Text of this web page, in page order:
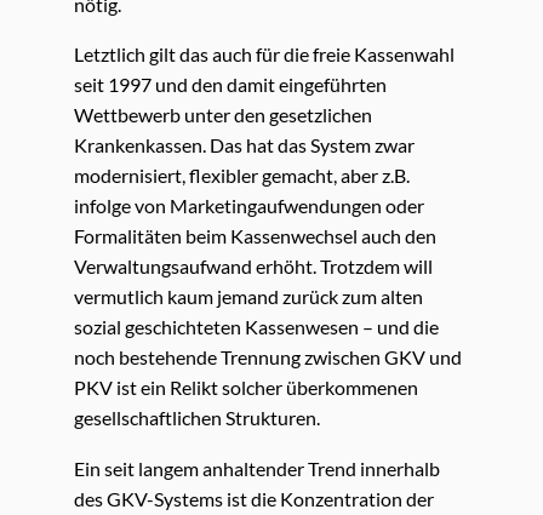
Letztlich gilt das auch für die freie Kassenwahl
seit 1997 und den damit eingeführten
Wettbewerb unter den gesetzlichen
Krankenkassen. Das hat das System zwar
modernisiert, flexibler gemacht, aber z.B.
infolge von Marketingaufwendungen oder
Formalitäten beim Kassenwechsel auch den
Verwaltungsaufwand erhöht. Trotzdem will
vermutlich kaum jemand zurück zum alten
sozial geschichteten Kassenwesen – und die
noch bestehende Trennung zwischen GKV und
PKV ist ein Relikt solcher überkommenen
gesellschaftlichen Strukturen.
Ein seit langem anhaltender Trend innerhalb
des GKV-Systems ist die Konzentration der